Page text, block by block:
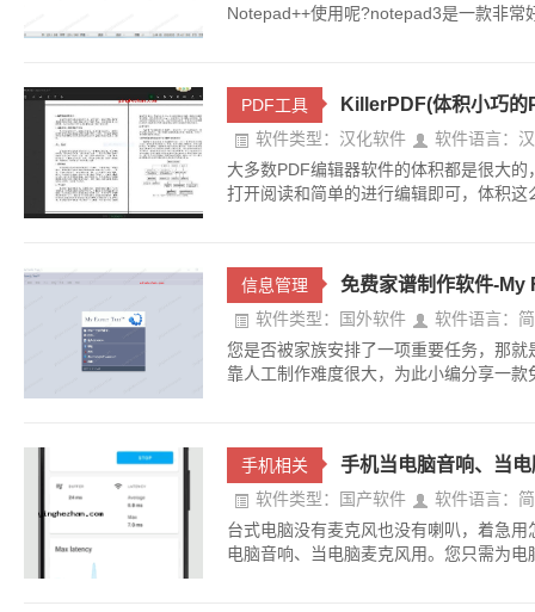
Notepad++使用呢?notepad3是一款非
PDF工具 KillerPDF(体积小巧
软件类型：汉化软件
软件语言：
大多数PDF编辑器软件的体积都是很大
打开阅读和简单的进行编辑即可，体积
信息管理 免费家谱制作软件-My
软件类型：国外软件
软件语言：
您是否被家族安排了一项重要任务，那
靠人工制作难度很大，为此小编分享一
手机相关 手机当电脑音响、当
软件类型：国产软件
软件语言：
台式电脑没有麦克风也没有喇叭，着急
电脑音响、当电脑麦克风用。您只需为